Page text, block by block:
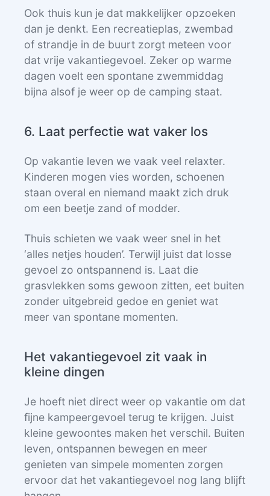
Ook thuis kun je dat makkelijker opzoeken
dan je denkt. Een recreatieplas, zwembad
of strandje in de buurt zorgt meteen voor
dat vrije vakantiegevoel. Zeker op warme
dagen voelt een spontane zwemmiddag
bijna alsof je weer op de camping staat.
6. Laat perfectie wat vaker los
Op vakantie leven we vaak veel relaxter.
Kinderen mogen vies worden, schoenen
staan overal en niemand maakt zich druk
om een beetje zand of modder.
Thuis schieten we vaak weer snel in het
‘alles netjes houden’. Terwijl juist dat losse
gevoel zo ontspannend is. Laat die
grasvlekken soms gewoon zitten, eet buiten
zonder uitgebreid gedoe en geniet wat
meer van spontane momenten.
Het vakantiegevoel zit vaak in
kleine dingen
Je hoeft niet direct weer op vakantie om dat
fijne kampeergevoel terug te krijgen. Juist
kleine gewoontes maken het verschil. Buiten
leven, ontspannen bewegen en meer
genieten van simpele momenten zorgen
ervoor dat het vakantiegevoel nog lang blijft